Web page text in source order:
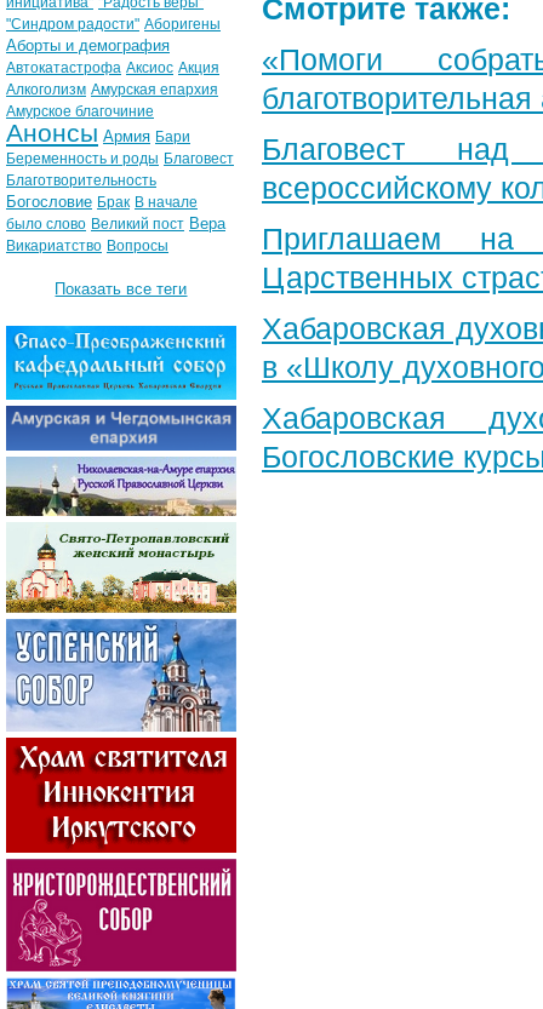
Смотрите также:
«Помоги
Благовест
всероссийскому
Приглашаем на
Царственных
Хабаровская
в «Школу
Хабаровская
Богословские
"Синдром радости" Аборигены
Аборты и демография
Автокатастрофа Аксиос Акция
Алкоголизм Амурская епархия
Амурское благочиние
Анонсы Армия Бари
Беременность и роды Благовест
Благотворительность
Богословие Брак В начале
было слово Великий пост Вера
Викариатство Вопросы
Показать все теги